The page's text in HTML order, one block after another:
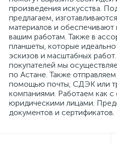
произведения искусства.
предлагаем,
материалов и
вашим работам. Также в
планшеты, которые
эскизов и масштабных
покупателей мы
по Астане. Также
помощью почты, СДЭК или
компаниями. Работаем как с
юридическими лицами.
документов и сертификатов.